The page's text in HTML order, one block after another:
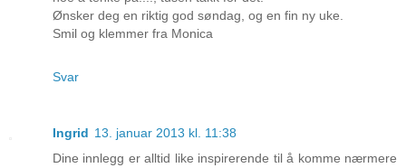
Ønsker deg en riktig god søndag, og en fin ny uke.
Smil og klemmer fra Monica
Svar
Ingrid 13. januar 2013 kl. 11:38
Dine innlegg er alltid like inspirerende til å komme nærmere